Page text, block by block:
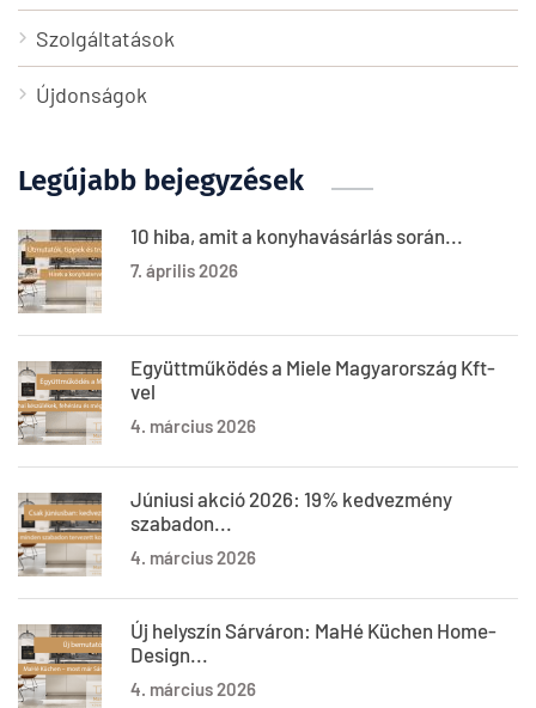
Szolgáltatások
Újdonságok
Legújabb bejegyzések
10 hiba, amit a konyhavásárlás során...
7. április 2026
Együttműködés a Miele Magyarország Kft-
vel
4. március 2026
Júniusi akció 2026: 19% kedvezmény
szabadon...
4. március 2026
Új helyszín Sárváron: MaHé Küchen Home-
Design...
4. március 2026